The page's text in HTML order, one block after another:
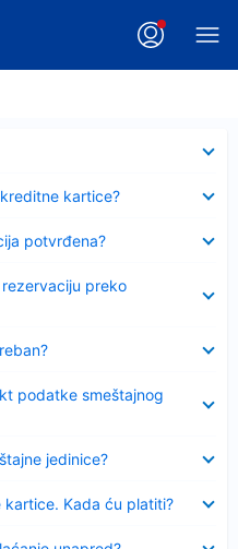
kartice?
potvrđena?
preko
podatke smeštajnog
jedinice?
Kada ću platiti?